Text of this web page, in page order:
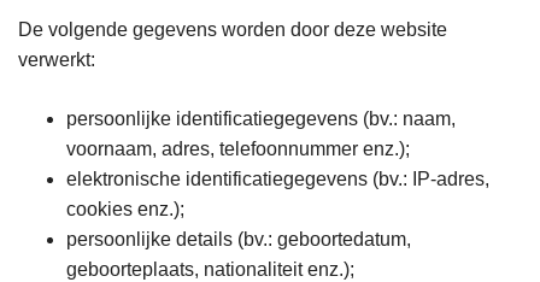
De volgende gegevens worden door deze website
verwerkt:
persoonlijke identificatiegegevens (bv.: naam,
voornaam, adres, telefoonnummer enz.);
elektronische identificatiegegevens (bv.: IP-adres,
cookies enz.);
persoonlijke details (bv.: geboortedatum,
geboorteplaats, nationaliteit enz.);